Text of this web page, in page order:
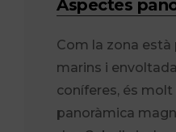
Aspectes
Com la zona
marins i
coníferes, és molt
panoràmica